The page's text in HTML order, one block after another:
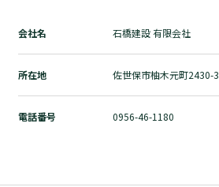
トップページ
加盟店検索
自然素材の家づくりとは？
会社名 石橋建設 有限会社
所在地 佐世保市柚木元町2430-3
電話番号 0956-46-1180